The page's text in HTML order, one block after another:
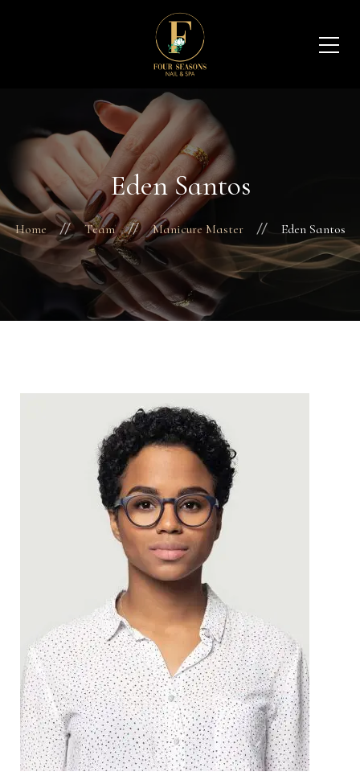
Eden Santos
Home Team Manicure Master Eden Santos